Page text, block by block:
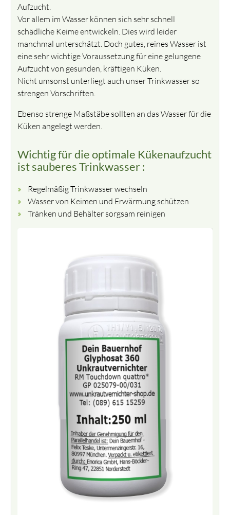
Aufzucht.
Vor allem im Wasser können sich sehr schnell
schädliche Keime entwickeln. Dies wird leider
manchmal unterschätzt. Doch gutes, reines Wasser ist
eine sehr wichtige Voraussetzung für eine gelungene
Aufzucht von gesunden, kräftigen Küken.
Nicht umsonst unterliegt auch unser Trinkwasser so
strengen Vorschriften.
Ebenso strenge Maßstäbe sollten an das Wasser für die
Küken angelegt werden.
Wichtig für die optimale Kükenaufzucht
ist sauberes Trinkwasser :
Regelmäßig Trinkwasser wechseln
Wasser von Keimen und Erwärmung schützen
Tränken und Behälter sorgsam reinigen